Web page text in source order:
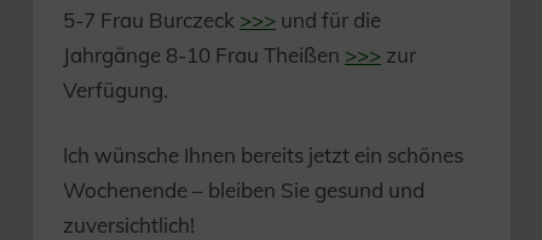
5-7 Frau Burczeck >>> und für die
Jahrgänge 8-10 Frau Theißen >>> zur
Verfügung.
Ich wünsche Ihnen bereits jetzt ein schönes
Wochenende – bleiben Sie gesund und
zuversichtlich!